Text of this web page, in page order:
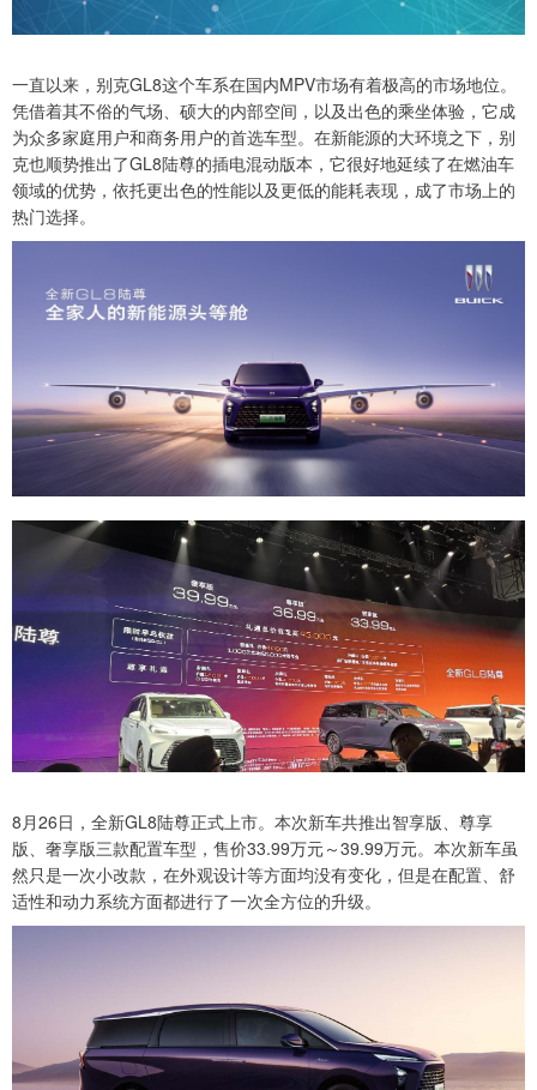
一直以来，别克GL8这个车系在国内MPV市场有着极高的市场地位。
凭借着其不俗的气场、硕大的内部空间，以及出色的乘坐体验，它成
为众多家庭用户和商务用户的首选车型。在新能源的大环境之下，别
克也顺势推出了GL8陆尊的插电混动版本，它很好地延续了在燃油车
领域的优势，依托更出色的性能以及更低的能耗表现，成了市场上的
热门选择。
8月26日，全新GL8陆尊正式上市。本次新车共推出智享版、尊享
版、奢享版三款配置车型，售价33.99万元～39.99万元。本次新车虽
然只是一次小改款，在外观设计等方面均没有变化，但是在配置、舒
适性和动力系统方面都进行了一次全方位的升级。